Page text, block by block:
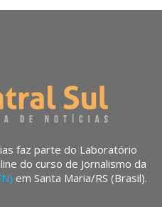
faz parte do Laboratório
do curso de Jornalismo da
em Santa Maria/RS (Brasil).